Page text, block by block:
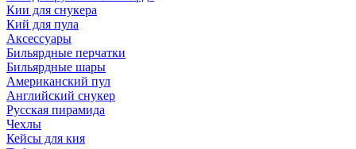
Кии для снукера
Кий для пула
Аксессуары
Бильярдные перчатки
Бильярдные шары
Американский пул
Английский снукер
Русская пирамида
Чехлы
Кейсы для кия